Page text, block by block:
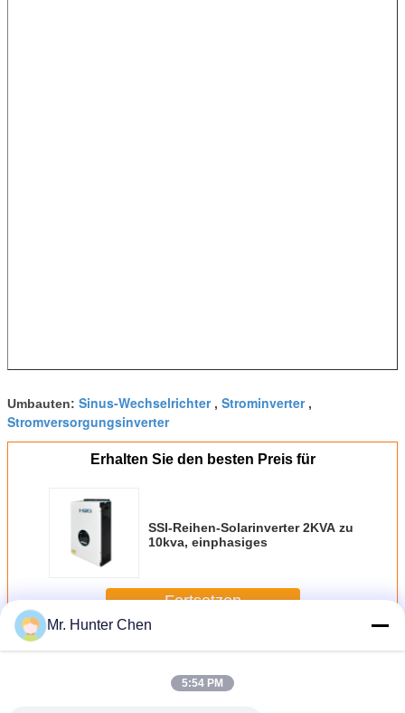
Umbauten: Sinus-Wechselrichter, Strominverter,
Stromversorgungsinverter
Erhalten Sie den besten Preis für
SSI-Reihen-Solarinverter 2KVA zu
10kva, einphasiges
Fortsetzen
MehrSolar Power Inverter
Mr. Hunter Chen
5:54 PM